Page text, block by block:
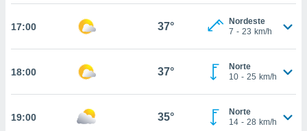
site
de que
para
não
o
17:00 37°
Nordeste
7 - 23 km/h
18:00 37°
Norte
10 - 25 km/h
19:00 35°
Norte
14 - 28 km/h